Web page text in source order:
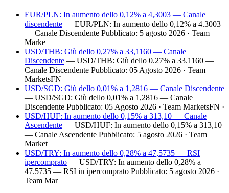
EUR/PLN: In aumento dello 0,12% a 4,3003 — Canale
discendente — EUR/PLN: In aumento dello 0,12% a 4.3003
— Canale Discendente Pubblicato: 5 agosto 2026 · Team
Marke
USD/THB: Giù dello 0,27% a 33,1160 — Canale
Discendente — USD/THB: Giù dello 0.27% a 33.1160 —
Canale Discendente Pubblicato: 05 Agosto 2026 · Team
MarketsFN
USD/SGD: Giù dello 0,01% a 1,2816 — Canale Discendente
— USD/SGD: Giù dello 0,01% a 1,2816 — Canale
Discendente Pubblicato: 05 Agosto 2026 · Team MarketsFN ·
USD/HUF: In aumento dello 0,15% a 313,10 — Canale
Ascendente — USD/HUF: In aumento dello 0,15% a 313,10
— Canale Ascendente Pubblicato: 5 agosto 2026 · Team
Market
USD/TRY: In aumento dello 0,28% a 47,5735 — RSI
ipercomprato — USD/TRY: In aumento dello 0,28% a
47.5735 — RSI in ipercomprato Pubblicato: 5 agosto 2026 ·
Team Mar